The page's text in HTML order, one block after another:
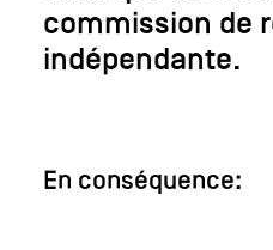
commission de
indépendante.
En conséquence: